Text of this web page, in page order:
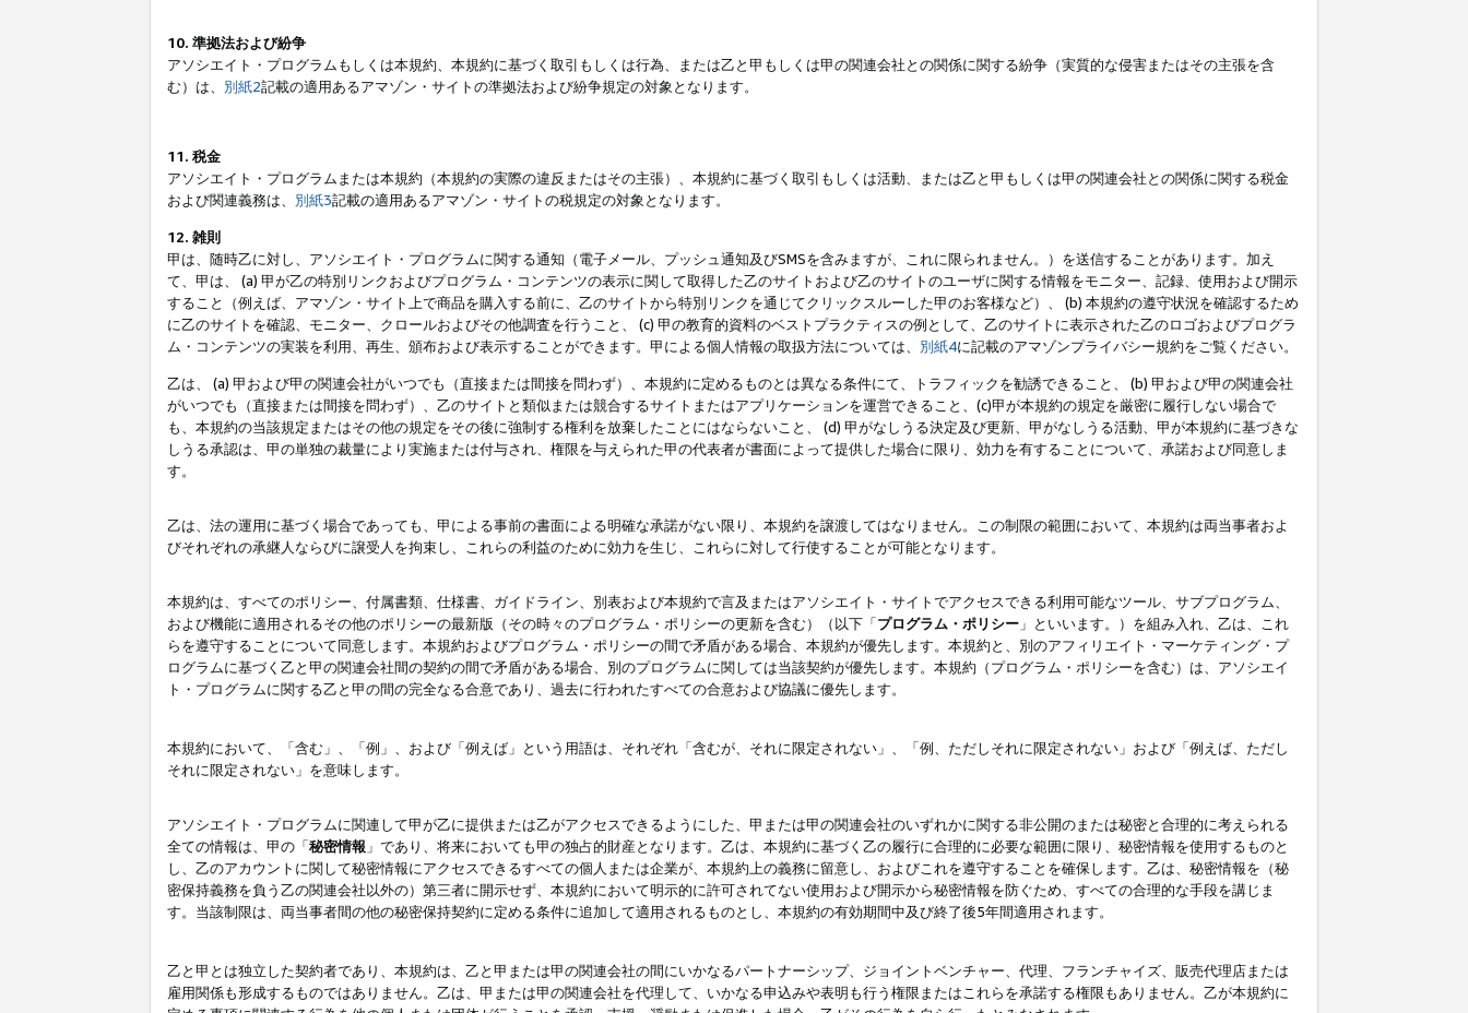
10. 準拠法および紛争
アソシエイト・プログラムもしくは本規約、本規約に基づく取引もしくは行為、または乙と甲もしくは甲の関連会社との関係に関する紛争（実質的な侵害またはその主張を含
む）は、 別紙2記載の適用あるアマゾン・サイトの準拠法および紛争規定の対象となります。
11. 税金
アソシエイト・プログラムまたは本規約（本規約の実際の違反またはその主張）、本規約に基づく取引もしくは活動、または乙と甲もしくは甲の関連会社との関係に関する税金
および関連義務は、 別紙3記載の適用あるアマゾン・サイトの税規定の対象となります。
12. 雑則
甲は、随時乙に対し、アソシエイト・プログラムに関する通知（電子メール、プッシュ通知及びSMSを含みますが、これに限られません。）を送信することがあります。加え
て、甲は、 (a) 甲が乙の特別リンクおよびプログラム・コンテンツの表示に関して取得した乙のサイトおよび乙のサイトのユーザに関する情報をモニター、記録、使用および開示
すること（例えば、アマゾン・サイト上で商品を購入する前に、乙のサイトから特別リンクを通じてクリックスルーした甲のお客様など）、 (b) 本規約の遵守状況を確認するため
に乙のサイトを確認、モニター、クロールおよびその他調査を行うこと、 (c) 甲の教育的資料のベストプラクティスの例として、乙のサイトに表示された乙のロゴおよびプログラ
ム・コンテンツの実装を利用、再生、頒布および表示することができます。甲による個人情報の取扱方法については、 別紙4に記載のアマゾンプライバシー規約をご覧ください。
乙は、 (a) 甲および甲の関連会社がいつでも（直接または間接を問わず）、本規約に定めるものとは異なる条件にて、トラフィックを勧誘できること、 (b) 甲および甲の関連会社
がいつでも（直接または間接を問わず）、乙のサイトと類似または競合するサイトまたはアプリケーションを運営できること、(c)甲が本規約の規定を厳密に履行しない場合で
も、本規約の当該規定またはその他の規定をその後に強制する権利を放棄したことにはならないこと、 (d) 甲がなしうる決定及び更新、甲がなしうる活動、甲が本規約に基づきな
しうる承認は、甲の単独の裁量により実施または付与され、権限を与えられた甲の代表者が書面によって提供した場合に限り、効力を有することについて、承諾および同意しま
す。
乙は、法の運用に基づく場合であっても、甲による事前の書面による明確な承諾がない限り、本規約を譲渡してはなりません。この制限の範囲において、本規約は両当事者およ
びそれぞれの承継人ならびに譲受人を拘束し、これらの利益のために効力を生じ、これらに対して行使することが可能となります。
本規約は、すべてのポリシー、付属書類、仕様書、ガイドライン、別表および本規約で言及またはアソシエイト・サイトでアクセスできる利用可能なツール、サブプログラム、
および機能に適用されるその他のポリシーの最新版（その時々のプログラム・ポリシーの更新を含む）（以下「プログラム・ポリシー 」といいます。）を組み入れ、乙は、これ
らを遵守することについて同意します。本規約およびプログラム・ポリシーの間で矛盾がある場合、本規約が優先します。本規約と、別のアフィリエイト・マーケティング・プ
ログラムに基づく乙と甲の関連会社間の契約の間で矛盾がある場合、別のプログラムに関しては当該契約が優先します。本規約（プログラム・ポリシーを含む）は、アソシエイ
ト・プログラムに関する乙と甲の間の完全なる合意であり、過去に行われたすべての合意および協議に優先します。
本規約において、「含む」、「例」、および「例えば」という用語は、それぞれ「含むが、それに限定されない」、「例、ただしそれに限定されない」および「例えば、ただし
それに限定されない」を意味します。
アソシエイト・プログラムに関連して甲が乙に提供または乙がアクセスできるようにした、甲または甲の関連会社のいずれかに関する非公開のまたは秘密と合理的に考えられる
全ての情報は、甲の「秘密情報 」であり、将来においても甲の独占的財産となります。乙は、本規約に基づく乙の履行に合理的に必要な範囲に限り、秘密情報を使用するものと
し、乙のアカウントに関して秘密情報にアクセスできるすべての個人または企業が、本規約上の義務に留意し、およびこれを遵守することを確保します。乙は、秘密情報を（秘
密保持義務を負う乙の関連会社以外の）第三者に開示せず、本規約において明示的に許可されてない使用および開示から秘密情報を防ぐため、すべての合理的な手段を講じま
す。当該制限は、両当事者間の他の秘密保持契約に定める条件に追加して適用されるものとし、本規約の有効期間中及び終了後5年間適用されます。
乙と甲とは独立した契約者であり、本規約は、乙と甲または甲の関連会社の間にいかなるパートナーシップ、ジョイントベンチャー、代理、フランチャイズ、販売代理店または
雇用関係も形成するものではありません。乙は、甲または甲の関連会社を代理して、いかなる申込みや表明も行う権限またはこれらを承諾する権限もありません。乙が本規約に